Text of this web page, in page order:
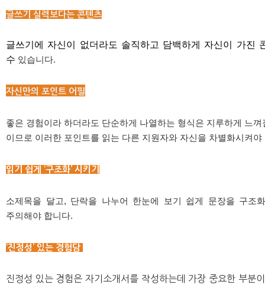
글쓰기 실력보다는 콘텐츠
글쓰기에 자신이 없더라도 솔직하고 담백하게 자신이 가진
수 있습니다.
자신만의 포인트 어필
좋은 경험이라 하더라도 단순하게 나열하는 형식은 지루하게 느
이므로 이러한 포인트를 읽는 다른 지원자와 자신을 차별화시켜야
읽기 쉽게 ‘구조화’ 시키기
소제목을 달고, 단락을 나누어 한눈에 보기 쉽게 문장을 구조
주의해야 합니다.
‘진정성’ 있는 경험담
진정성 있는 경험은 자기소개서를 작성하는데 가장 중요한 부분